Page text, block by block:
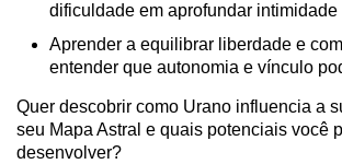
dificuldade em aprofundar intimidade
Aprender a equilibrar liberdade e
entender que autonomia e vínculo
Quer descobrir como Urano influencia a
seu Mapa Astral e quais potenciais você
desenvolver?